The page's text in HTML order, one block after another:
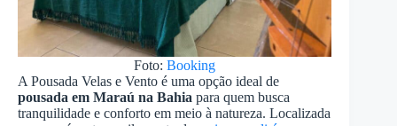
Foto:Booking
A Pousada Velas e Vento é uma opção ideal de
pousada em Maraú na Bahia para quem busca
tranquilidade e conforto em meio à natureza. Localizada